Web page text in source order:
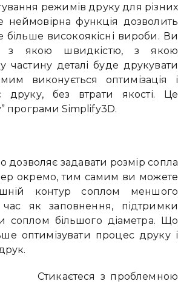
режимів друку для різних
неймовірна функція дозволить
високоякісні вироби. Ви
з якою швидкістю, з якою
частину деталі буде друкувати
виконується оптимізація і
друку, без втрати якості. Це
програми Simplify3D.
дозволяє задавати розмір сопла
окремо, тим самим ви можете
контур соплом меншого
як заповнення, підтримки
соплом більшого діаметра. Що
оптимізувати процес друку і
Стикаєтеся з проблемною